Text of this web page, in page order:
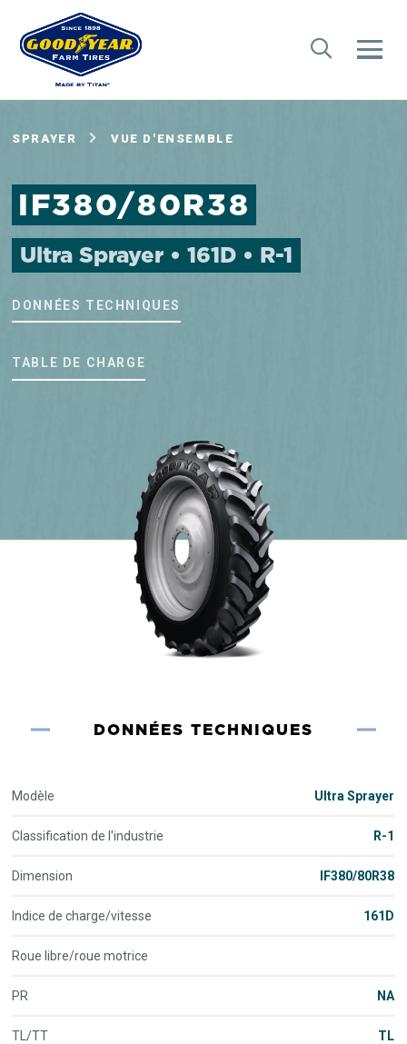
SPRAYER VUE D'ENSEMBLE
IF380/80R38
Ultra Sprayer • 161D • R-1
DONNÉES TECHNIQUES
TABLE DE CHARGE
DONNÉES TECHNIQUES
Modèle Ultra Sprayer
Classification de l'industrie R-1
Dimension IF380/80R38
Indice de charge/vitesse 161D
Roue libre/roue motrice
PR NA
TL/TT TL